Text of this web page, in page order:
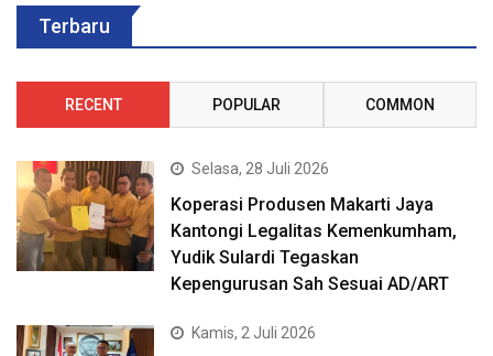
Terbaru
RECENT POPULAR COMMON
Selasa, 28 Juli 2026
Koperasi Produsen Makarti Jaya
Kantongi Legalitas Kemenkumham,
Yudik Sulardi Tegaskan
Kepengurusan Sah Sesuai AD/ART
Kamis, 2 Juli 2026